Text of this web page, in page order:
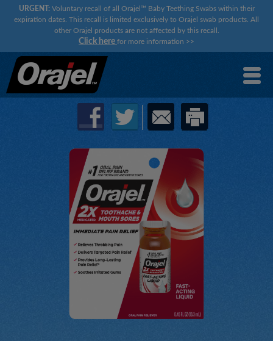
URGENT:Voluntary recall of all Orajel™ Baby Teething Swabs within their
expiration dates. This recall is limited exclusively to Orajel swab products. All
other Orajel products are not affected by this recall.
Click here for more information >>